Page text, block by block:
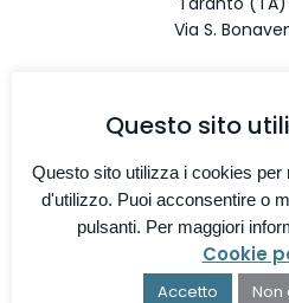
Via S.
Email
Orario di
Questo sito
Questo sito utilizza i cookies per
d'utilizzo. Puoi acconsentire o
pulsanti. Per maggiori
Cookie
Accetto